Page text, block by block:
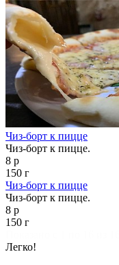
Чиз-борт к пицце
Чиз-борт к пицце.
8 р
150 г
Чиз-борт к пицце
Чиз-борт к пицце.
8 р
150 г
Легко!